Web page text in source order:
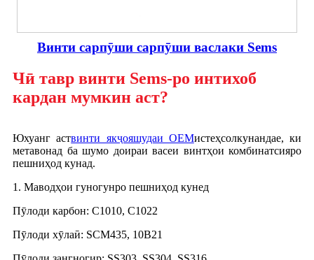
Винти сарпӯши сарпӯши васлаки Sems
Чӣ тавр винти Sems-ро интихоб
кардан мумкин аст?
Юхуанг аствинти якҷояшудаи OEMистеҳсолкунандае, ки
метавонад ба шумо доираи васеи винтҳои комбинатсияро
пешниҳод кунад.
1. Маводҳои гуногунро пешниҳод кунед
Пӯлоди карбон: C1010, C1022
Пӯлоди хӯлаӣ: SCM435, 10B21